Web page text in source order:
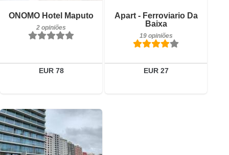
ONOMO Hotel Maputo
2 opiniões
EUR 78
2 opiniões
Reservar
Apart - Ferroviario Da
Baixa
19 opiniões
EUR 27
Detalhes
Reservar